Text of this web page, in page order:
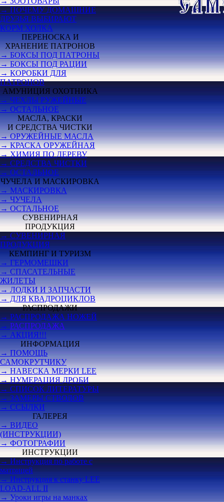
→ ПОЧЕМУ ДОМАШНИЕ
ДРУЗЬЯ ВЫБИРАЮТ
КОРМ ХОЛКА
ПЕРЕНОСКА И
ХРАНЕНИЕ ПАТРОНОВ
→ БОКСЫ ПОД ПАТРОНЫ
→ БОКСЫ ПОД РАЦИИ
→ КОРОБКИ ДЛЯ
ПАТРОНОВ
АМУНИЦИЯ ОХОТНИКА
→ ЧЕХЛЫ РУЖЕЙНЫЕ
→ ОСТАЛЬНОЕ
МАСЛА, КРАСКИ
И СРЕДСТВА ЧИСТКИ
→ ОРУЖЕЙНЫЕ МАСЛА
→ КРАСКА ОРУЖЕЙНАЯ
→ ХИМИЯ ПО ДЕРЕВУ
→ СРЕДСТВА ЧИСТКИ
→ ОСТАЛЬНОЕ
ЧУЧЕЛА И МАСКИРОВКА
→ МАСКИРОВКА
→ ЧУЧЕЛА
→ ОСТАЛЬНОЕ
СУВЕНИРНАЯ
ПРОДУКЦИЯ
→ СУВЕНИРНАЯ
ПРОДУКЦИЯ
КЕМПИНГ И ТУРИЗМ
→ ГЕРМОМЕШКИ
→ СПАСАТЕЛЬНЫЕ
ЖИЛЕТЫ
→ ЛОДКИ И ЗАПЧАСТИ
→ ДЛЯ КВАДРОЦИКЛОВ
РАСПРОДАЖИ
→ РАСПРОДАЖА НОЖЕЙ
→ РАСПРОДАЖА
→ АКЦИЯ!!!
ИНФОРМАЦИЯ
→ ПОМОЩЬ
САМОКРУТЧИКУ
→ НАВЕСКА МЕРКИ LEE
→ НУМЕРАЦИЯ ДРОБИ
→ СПИСОК ЛИТЕРАТУРЫ
→ ЗАМЕРЫ СТВОЛОВ
→ ССЫЛКИ
ГАЛЕРЕЯ
→ ВИДЕО
(ИНСТРУКЦИИ)
→ ФОТОГРАФИИ
ИНСТРУКЦИИ
→ Инструкция по работе с
матрицей
→ Инструкция к станку LEE
LOAD-ALL II
→ Уроки игры на манках